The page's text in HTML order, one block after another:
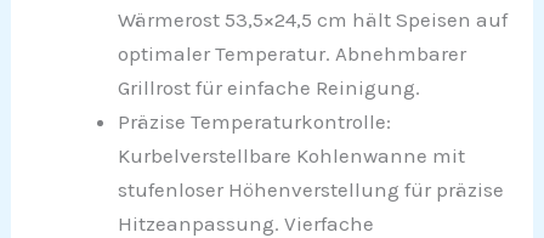
Wärmerost 53,5×24,5 cm hält Speisen auf
optimaler Temperatur. Abnehmbarer
Grillrost für einfache Reinigung.
Präzise Temperaturkontrolle:
Kurbelverstellbare Kohlenwanne mit
stufenloser Höhenverstellung für präzise
Hitzeanpassung. Vierfache